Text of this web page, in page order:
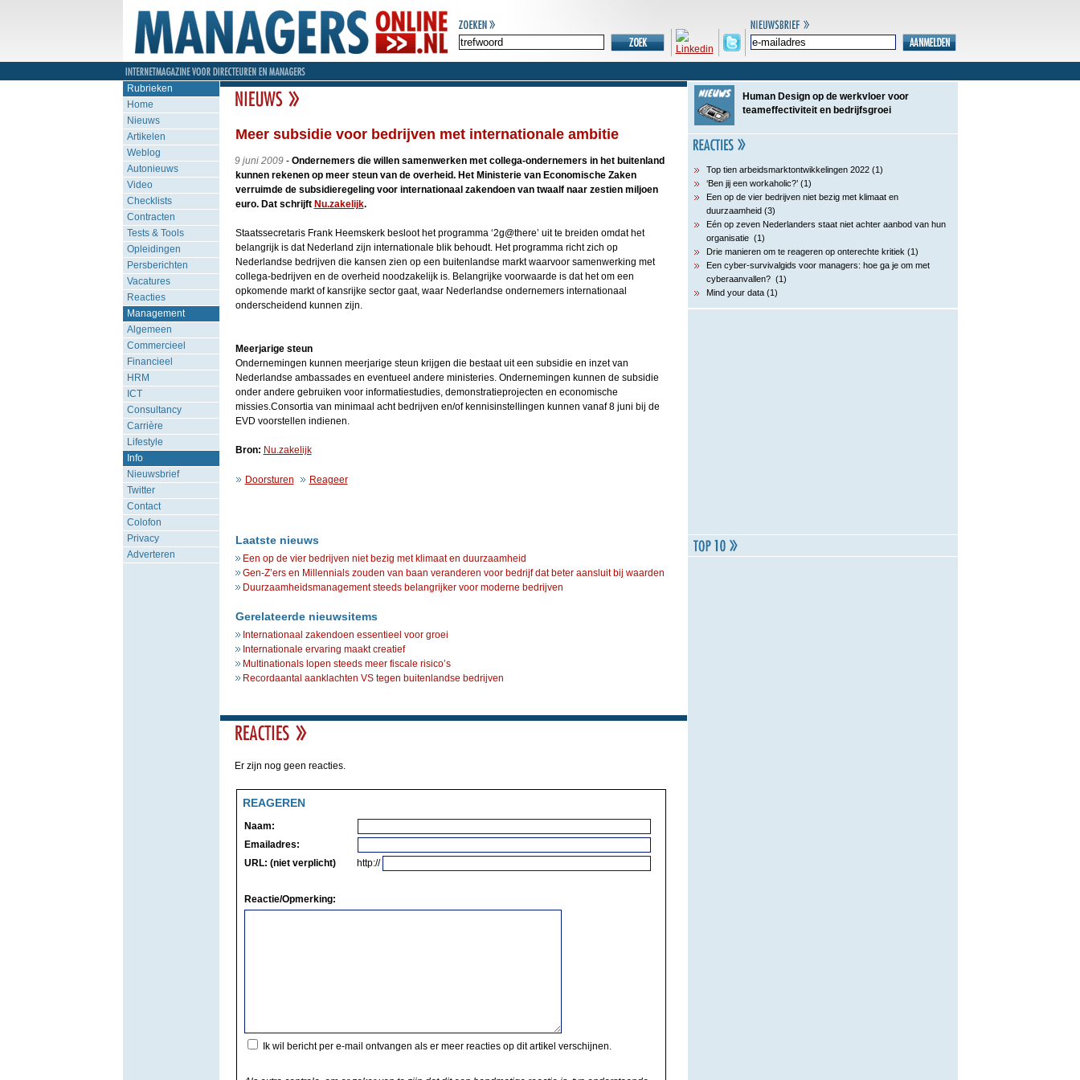
Rubrieken
Home
Nieuws
Artikelen
Weblog
Autonieuws
Video
Checklists
Contracten
Tests & Tools
Opleidingen
Persberichten
Vacatures
Reacties
Management
Algemeen
Commercieel
Financieel
HRM
ICT
Consultancy
Carrière
Lifestyle
Info
Nieuwsbrief
Twitter
Contact
Colofon
Privacy
Adverteren
Meer subsidie voor bedrijven met internationale ambitie
9 juni 2009- Ondernemers die willen samenwerken met collega-ondernemers in het buitenland
kunnen rekenen op meer steun van de overheid. Het Ministerie van Economische Zaken
verruimde de subsidieregeling voor internationaal zakendoen van twaalf naar zestien miljoen
euro. Dat schrijft Nu.zakelijk.
Staatssecretaris Frank Heemskerk besloot het programma ‘2g@there’ uit te breiden omdat het
belangrijk is dat Nederland zijn internationale blik behoudt. Het programma richt zich op
Nederlandse bedrijven die kansen zien op een buitenlandse markt waarvoor samenwerking met
collega-bedrijven en de overheid noodzakelijk is. Belangrijke voorwaarde is dat het om een
opkomende markt of kansrijke sector gaat, waar Nederlandse ondernemers internationaal
onderscheidend kunnen zijn.
Meerjarige steun
Ondernemingen kunnen meerjarige steun krijgen die bestaat uit een subsidie en inzet van
Nederlandse ambassades en eventueel andere ministeries. Ondernemingen kunnen de subsidie
onder andere gebruiken voor informatiestudies, demonstratieprojecten en economische
missies.Consortia van minimaal acht bedrijven en/of kennisinstellingen kunnen vanaf 8 juni bij de
EVD voorstellen indienen.
Bron: Nu.zakelijk
Doorsturen Reageer
Laatste nieuws
Een op de vier bedrijven niet bezig met klimaat en duurzaamheid
Gen-Z’ers en Millennials zouden van baan veranderen voor bedrijf dat beter aansluit bij waarden
Duurzaamheidsmanagement steeds belangrijker voor moderne bedrijven
Gerelateerde nieuwsitems
Internationaal zakendoen essentieel voor groei
Internationale ervaring maakt creatief
Multinationals lopen steeds meer fiscale risico’s
Recordaantal aanklachten VS tegen buitenlandse bedrijven
Er zijn nog geen reacties.
REAGEREN
Naam:
Emailadres:
URL: (niet verplicht)
http://
Reactie/Opmerking:
Ik wil bericht per e-mail ontvangen als er meer reacties op dit artikel verschijnen.
Human Design op de werkvloer voor
teameffectiviteit en bedrijfsgroei
Top tien arbeidsmarktontwikkelingen 2022 (1)
‘Ben jij een workaholic?’ (1)
Een op de vier bedrijven niet bezig met klimaat en
duurzaamheid (3)
Eén op zeven Nederlanders staat niet achter aanbod van hun
organisatie (1)
Drie manieren om te reageren op onterechte kritiek (1)
Een cyber-survivalgids voor managers: hoe ga je om met
cyberaanvallen? (1)
Mind your data (1)